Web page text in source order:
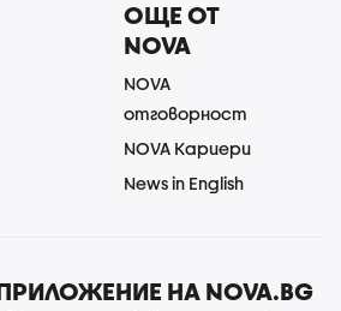
ОЩЕ ОТ
NOVA
NOVA
отговорност
NOVA Кариери
News in English
НА NOVA.BG